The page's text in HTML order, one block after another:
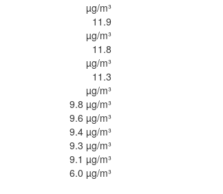
µg/m³
11.9
µg/m³
11.8
µg/m³
11.3
µg/m³
9.8 µg/m³
9.6 µg/m³
9.4 µg/m³
9.3 µg/m³
9.1 µg/m³
6.0 µg/m³